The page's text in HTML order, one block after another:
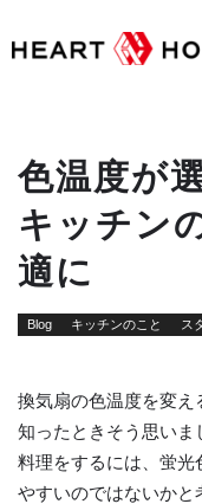
色温度が
キッチン
適に
Blog キッチンのこと ス
換気扇の色温度を変え
知ったときそう思いま
料理をするには、蛍光
やすいのではないかと